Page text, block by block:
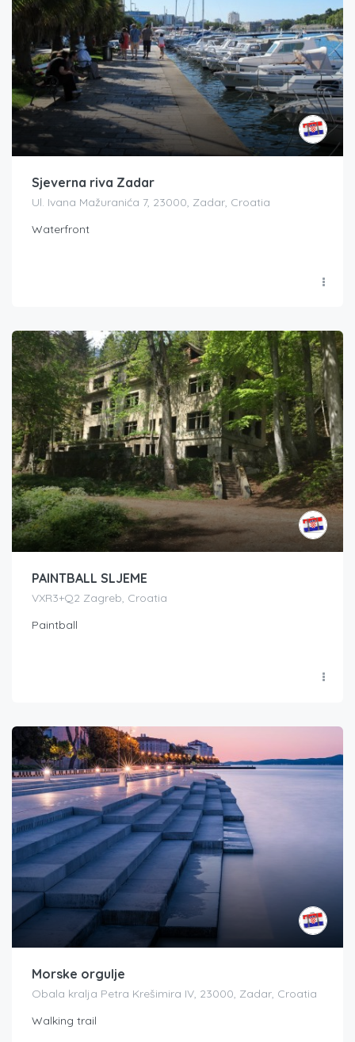
Sjeverna riva Zadar
Ul. Ivana Mažuranića 7, 23000, Zadar, Croatia
Waterfront
PAINTBALL SLJEME
VXR3+Q2 Zagreb, Croatia
Paintball
Morske orgulje
Obala kralja Petra Krešimira IV, 23000, Zadar, Croatia
Walking trail